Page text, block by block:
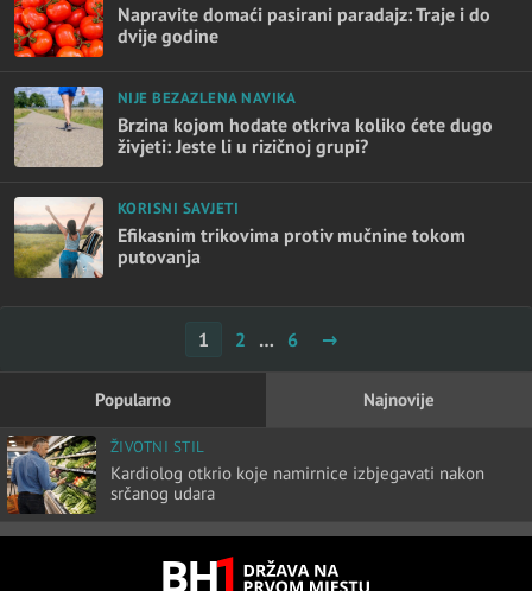
Napravite domaći pasirani paradajz: Traje i do
dvije godine
NIJE BEZAZLENA NAVIKA
Brzina kojom hodate otkriva koliko ćete dugo
živjeti: Jeste li u rizičnoj grupi?
KORISNI SAVJETI
Efikasnim trikovima protiv mučnine tokom
putovanja
1 2 … 6 →
Popularno Najnovije
ŽIVOTNI STIL
Kardiolog otkrio koje namirnice izbjegavati nakon
srčanog udara